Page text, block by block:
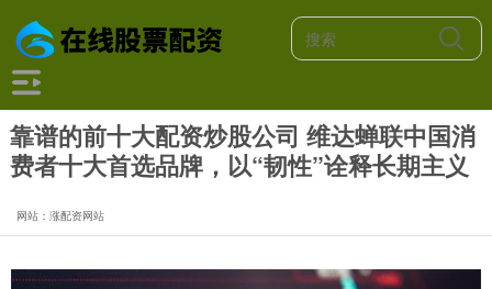
靠谱的前十大配资炒股公司 维达蝉联中国消
费者十大首选品牌，以“韧性”诠释长期主义
网站：涨配资网站